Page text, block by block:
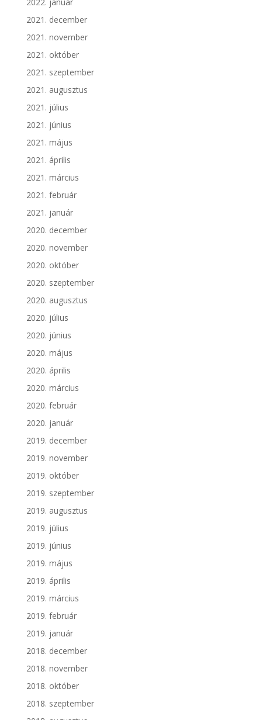
2021. december
2021. november
2021. október
2021. szeptember
2021. augusztus
2021. július
2021. június
2021. május
2021. április
2021. március
2021. február
2021. január
2020. december
2020. november
2020. október
2020. szeptember
2020. augusztus
2020. július
2020. június
2020. május
2020. április
2020. március
2020. február
2020. január
2019. december
2019. november
2019. október
2019. szeptember
2019. augusztus
2019. július
2019. június
2019. május
2019. április
2019. március
2019. február
2019. január
2018. december
2018. november
2018. október
2018. szeptember